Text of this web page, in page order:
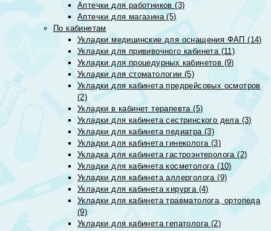
Аптечки для работников (3)
Аптечки для магазина (5)
По кабинетам
Укладки медицинские для оснащения ФАП (14)
Укладки для прививочного кабинета (11)
Укладки для процедурных кабинетов (9)
Укладки для стоматологии (5)
Укладки для кабинета предрейсовых осмотров
(2)
Укладки в кабинет терапевта (5)
Укладки для кабинета сестринского дела (3)
Укладки для кабинета педиатра (3)
Укладки для кабинета гинеколога (3)
Укладка для кабинета гастроэнтеролога (2)
Укладки для кабинета косметолога (10)
Укладки для кабинета аллерголога (9)
Укладки для кабинета хирурга (4)
Укладки для кабинета травматолога, ортопеда
(9)
Укладки для кабинета гепатолога (2)